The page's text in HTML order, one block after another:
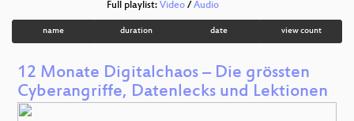
Full playlist: Video / Audio
name duration date view count
12 Monate Digitalchaos – Die grössten
Cyberangriffe, Datenlecks und Lektionen